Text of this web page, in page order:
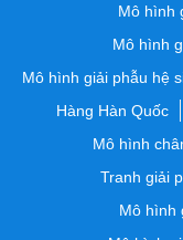
Mô hình
Mô hình
Mô hình giải phẫu hệ
Hàng Hàn Quốc
Mô hình
Tranh giải
Mô hình